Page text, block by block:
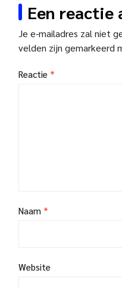
Een reactie
Je e-mailadres zal niet
velden zijn gemarkeerd
Reactie *
Naam *
Website